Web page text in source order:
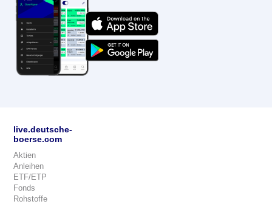
live.deutsche-
boerse.com
Aktien
Anleihen
ETF/ETP
Fonds
Rohstoffe